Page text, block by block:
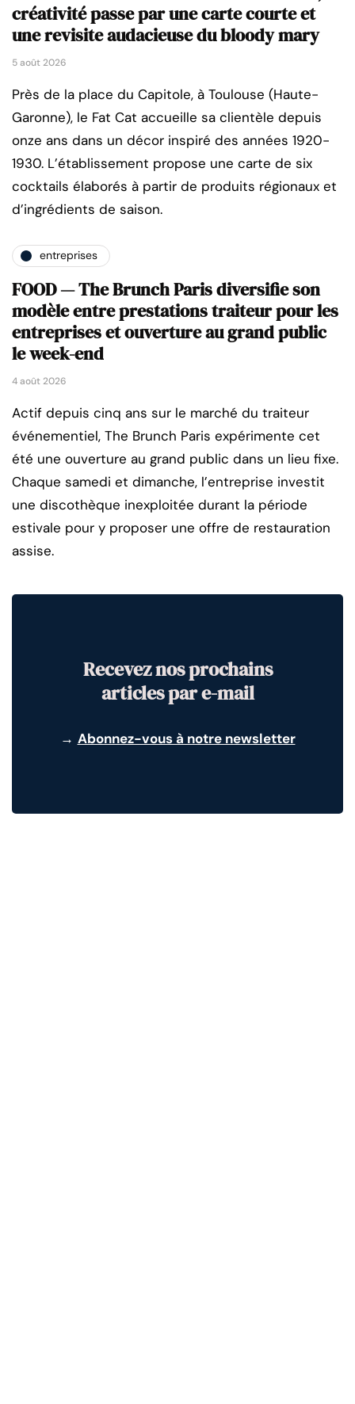
créativité passe par une carte courte et
une revisite audacieuse du bloody mary
5 août 2026
Près de la place du Capitole, à Toulouse (Haute-
Garonne), le Fat Cat accueille sa clientèle depuis
onze ans dans un décor inspiré des années 1920-
1930. L’établissement propose une carte de six
cocktails élaborés à partir de produits régionaux et
d’ingrédients de saison.
entreprises
FOOD — The Brunch Paris diversifie son
modèle entre prestations traiteur pour les
entreprises et ouverture au grand public
le week-end
4 août 2026
Actif depuis cinq ans sur le marché du traiteur
événementiel, The Brunch Paris expérimente cet
été une ouverture au grand public dans un lieu fixe.
Chaque samedi et dimanche, l’entreprise investit
une discothèque inexploitée durant la période
estivale pour y proposer une offre de restauration
assise.
Recevez nos prochains
articles par e-mail
→ Abonnez-vous à notre newsletter